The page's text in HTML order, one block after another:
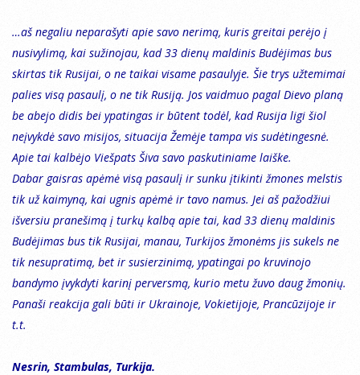
…aš negaliu neparašyti apie savo nerimą, kuris greitai perėjo į
nusivylimą, kai sužinojau, kad 33 dienų maldinis Budėjimas bus
skirtas tik Rusijai, o ne taikai visame pasaulyje. Šie trys užtemimai
palies visą pasaulį, o ne tik Rusiją. Jos vaidmuo pagal Dievo planą
be abejo didis bei ypatingas ir būtent todėl, kad Rusija ligi šiol
neįvykdė savo misijos, situacija Žemėje tampa vis sudėtingesnė.
Apie tai kalbėjo Viešpats Šiva savo paskutiniame laiške.
Dabar gaisras apėmė visą pasaulį ir sunku įtikinti žmones melstis
tik už kaimyną, kai ugnis apėmė ir tavo namus. Jei aš pažodžiui
išversiu pranešimą į turkų kalbą apie tai, kad 33 dienų maldinis
Budėjimas bus tik Rusijai, manau, Turkijos žmonėms jis sukels ne
tik nesupratimą, bet ir susierzinimą, ypatingai po kruvinojo
bandymo įvykdyti karinį perversmą, kurio metu žuvo daug žmonių.
Panaši reakcija gali būti ir Ukrainoje, Vokietijoje, Prancūzijoje ir
t.t.
Nesrin, Stambulas, Turkija.